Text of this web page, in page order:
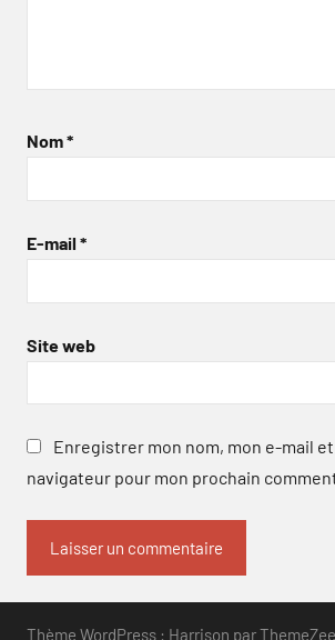
Nom*
E-mail *
Site web
Enregistrer mon nom, mon e-mail
navigateur pour mon prochain
Thème WordPress : Harrison par